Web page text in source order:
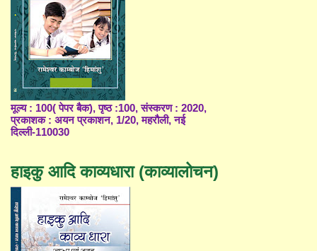
मूल्य : 100( पेपर बैक), पृष्ठ :100, संस्करण : 2020,
प्रकाशक : अयन प्रकाशन, 1/20, महरौली, नई
दिल्ली-110030
हाइकु आदि काव्यधारा (काव्यालोचन)